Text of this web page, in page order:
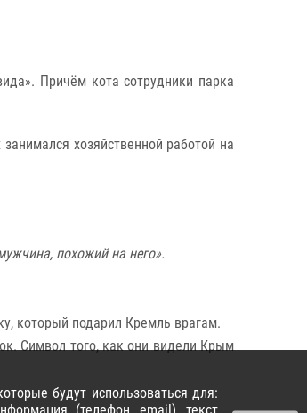
Причём кота сотрудники парка
хозяйственной работой на
похожий на него».
который подарил Кремль врагам.
Символ того, как они видели Крым
будут использоваться для: